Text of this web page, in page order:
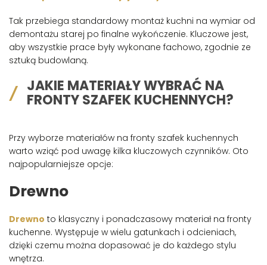
Tak przebiega standardowy montaż kuchni na wymiar od
demontażu starej po finalne wykończenie. Kluczowe jest,
aby wszystkie prace były wykonane fachowo, zgodnie ze
sztuką budowlaną.
JAKIE MATERIAŁY WYBRAĆ NA
FRONTY SZAFEK KUCHENNYCH?
Przy wyborze materiałów na fronty szafek kuchennych
warto wziąć pod uwagę kilka kluczowych czynników. Oto
najpopularniejsze opcje:
Drewno
Drewno to klasyczny i ponadczasowy materiał na fronty
kuchenne. Występuje w wielu gatunkach i odcieniach,
dzięki czemu można dopasować je do każdego stylu
wnętrza.